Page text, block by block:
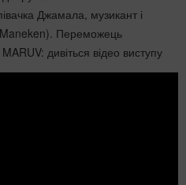
Джамала, музикант і
Переможець
дивіться відео виступу